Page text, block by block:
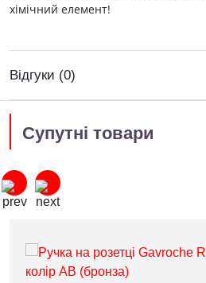
хімічний елемент!
Відгуки (0)
Супутні товари